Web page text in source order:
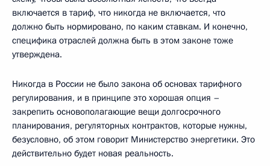
включается в тариф, что никогда не включается, что
должно быть нормировано, по каким ставкам. И конечно,
специфика отраслей должна быть в этом законе тоже
утверждена.
Никогда в России не было закона об основах тарифного
регулирования, и в принципе это хорошая опция –
закрепить основополагающие вещи долгосрочного
планирования, регуляторных контрактов, которые нужны,
безусловно, об этом говорит Министерство энергетики. Это
действительно будет новая реальность.